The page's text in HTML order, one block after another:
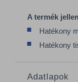
A termék
Hatékony
Hatékony
Adatlapok